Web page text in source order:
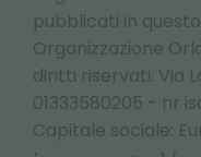
pubblicati in
Organizzazione
diritti riservati. Via
01333580205 - nr
Capitale sociale: